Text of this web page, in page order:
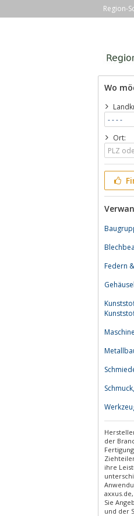
Region-
Wo
Ort:
Federn
der
ihre
Sie
und der